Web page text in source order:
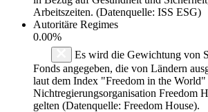
Arbeitszeiten. (Datenquelle: ISS ESG)
Autoritäre Regimes
0.00%
Es wird die Gewichtung von
Fonds angegeben, die von Ländern
laut dem Index "Freedom in the World"
Nichtregierungsorganisation Freedom
gelten (Datenquelle: Freedom House).